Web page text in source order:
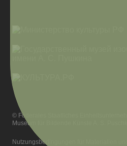
© Föderales Staatliches
Museum für Bildende Künste A. S.
Nutzungsbedingungen für Materialien